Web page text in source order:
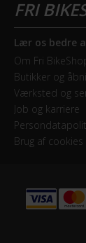
Drivlinje
Kædetræk
Frontklinger
1x - Single
Geargruppe
SRAM SX
Udvendige
Lær os bedre
Om Fri
Butikker og
Værksted og
Job og karriere
Brug af cookies